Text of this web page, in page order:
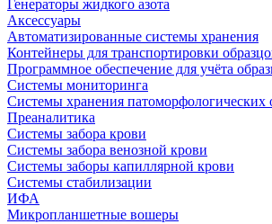
Генераторы жидкого азота
Аксессуары
Автоматизированные системы хранения
Контейнеры для транспортировки
Программное обеспечение для учёта
Системы мониторинга
Системы хранения патоморфологических
Преаналитика
Системы забора крови
Системы забора венозной крови
Системы заборы капиллярной крови
Системы стабилизации
ИФА
Микропланшетные вошеры